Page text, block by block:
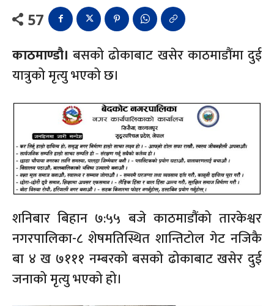
57
काठमाण्डौ। बसको ढोकाबाट खसेर काठमाडौंमा दुई
यात्रुको मृत्यु भएको छ।
शनिबार बिहान ७:५५ बजे काठमाडौंको तारकेश्वर
नगरपालिका-८ शेषमतिस्थित शान्तिटोल गेट नजिकै
बा ४ ख ७१११ नम्बरको बसको ढोकाबाट खसेर दुई
जनाको मृत्यु भएको हो।